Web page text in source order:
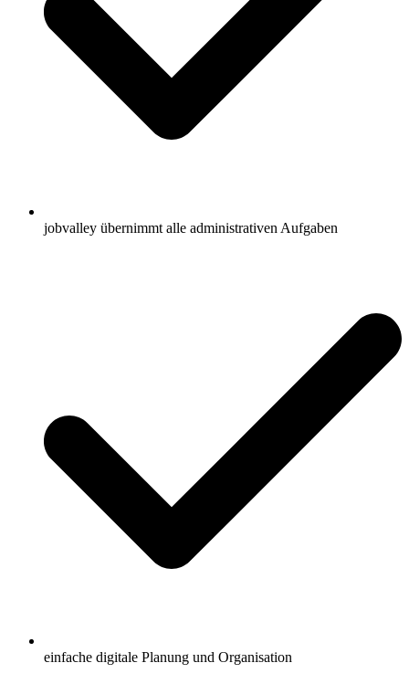
jobvalley übernimmt alle administrativen Aufgaben
einfache digitale Planung und Organisation